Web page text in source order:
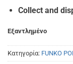
Collect and
Εξαντλημένο
Κατηγορία: FUNKO